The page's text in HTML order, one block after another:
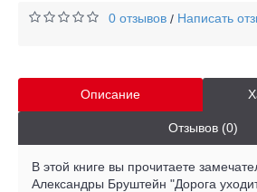
0 отзывов / Написать
Описание
Отзывов (0)
В этой книге вы прочитаете
Александры Бруштейн "Дорога